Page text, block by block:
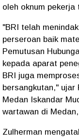
oleh oknum
"BRI telah
perseroan baik
Pemutusan
kepada aparat
BRI juga
bersangkutan," ujar
Medan Iskandar
wartawan di
Zulherman